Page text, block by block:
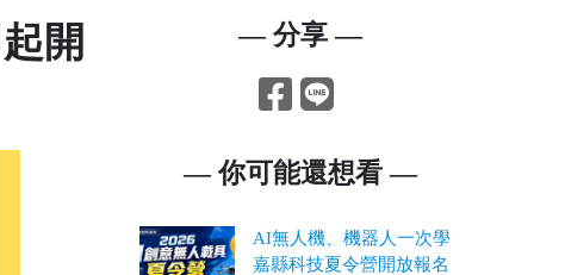
開
— 分享 —
— 你可能還想看 —
AI無人機、機器人一次學
嘉縣科技夏令營開放報名